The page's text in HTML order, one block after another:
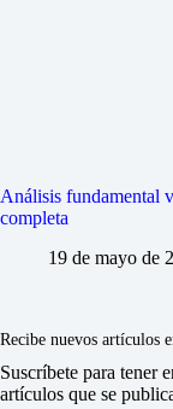
Análisis fundamental
completa
19 de mayo de
Recibe nuevos artículos
Suscríbete para tener
artículos que se